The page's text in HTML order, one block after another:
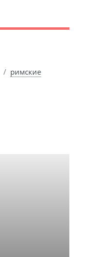
римские